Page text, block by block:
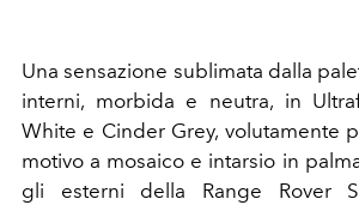
Una sensazione sublimata dalla
interni, morbida e neutra, in
White e Cinder Grey, volutamente
motivo a mosaico e intarsio in
gli esterni della Range Rover